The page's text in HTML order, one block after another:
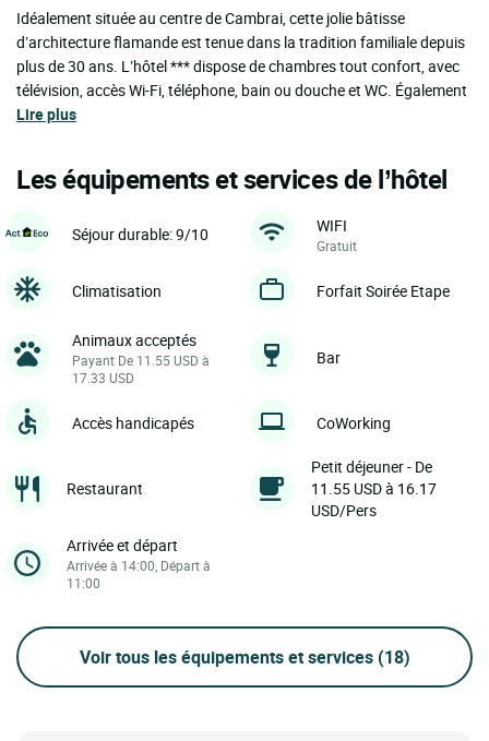
Idéalement située au centre de Cambrai, cette jolie bâtisse
d’architecture flamande est tenue dans la tradition familiale depuis
plus de 30 ans. L’hôtel *** dispose de chambres tout confort, avec
télévision, accès Wi-Fi, téléphone, bain ou douche et WC. Également
Lire plus
Les équipements et services de l’hôtel
Séjour durable: 9/10 WIFI
Gratuit
Climatisation Forfait Soirée Etape
Animaux acceptés
Payant De 11.55 USD à
17.33 USD
Bar
Accès handicapés CoWorking
Restaurant
Petit déjeuner - De
11.55 USD à 16.17
USD/Pers
Arrivée et départ
Arrivée à 14:00, Départ à
11:00
Voir tous les équipements et services (18)